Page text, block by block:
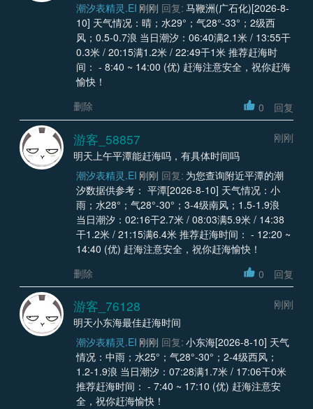
潮汐表精灵.EI 刚刚 回复: 马鞭洲(广石化)[2026-8-
10] 天气情况：晴；水29°；气28°-33°；2级西
风；0.5-0.7浪 当日潮汐：06:40满2.1米 / 13:55干
0.3米 / 20:15满1.2米 / 22:49干1米 推荐赶海时
间： - 8:40 ~ 14:00 (优) 赶海注意安全，祝你赶海
愉快！
删除
0 回复
游客_58857
刚刚
明天上午平潭能赶海吗，有具体时间吗
潮汐表精灵.EI 刚刚 回复: 为您查询附近平潭的潮
汐数据供参考： 平潭[2026-8-10] 天气情况：小
雨；水28°；气28°-30°；3-4级南风；1.5-1.9浪
当日潮汐：02:16干2.7米 / 08:03满5.9米 / 14:38
干1.2米 / 21:15满6.4米 推荐赶海时间： - 12:20 ~
14:40 (优) 赶海注意安全，祝你赶海愉快！
删除
0 回复
游客_76128
刚刚
明天小东海最佳赶海时间
潮汐表精灵.EI 刚刚 回复: 小东海[2026-8-10] 天气
情况：中雨；水25°；气28°-30°；2-4级西风；
1.2-1.9浪 当日潮汐：07:28满1.7米 / 17:06干0米
推荐赶海时间： - 7:40 ~ 17:10 (优) 赶海注意安
全，祝你赶海愉快！